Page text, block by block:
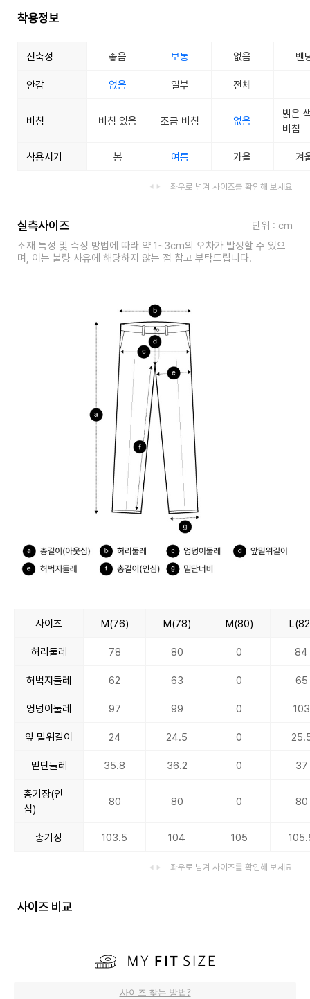
착용정보
신축성 좋음 보통 없음 밴
안감 없음 일부 전체
비침 비침 있음 조금 비침 없음
밝은
비침
착용시기 봄 여름 가을 겨
좌우로 넘겨 사이즈를 확인해 보세요
실측사이즈
단위 : cm
소재 특성 및 측정 방법에 따라 약 1~3cm의 오차가 발생할 수 있으
며, 이는 불량 사유에 해당하지 않는 점 참고 부탁드립니다.
사이즈 M(76) M(78) M(80)
허리둘레 78 80 0 84
허벅지둘레 62 63 0 65
엉덩이둘레 97 99 0 103
앞 밑위길이 24 24.5 0
밑단둘레 35.8 36.2 0 37
총기장(인
심)
80 80 0 80
총기장 103.5 104 105
좌우로 넘겨 사이즈를 확인해 보세요
사이즈 비교